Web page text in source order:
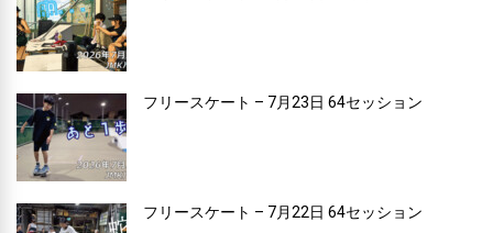
フリースケート – 7月23日 64セッション
フリースケート – 7月22日 64セッション